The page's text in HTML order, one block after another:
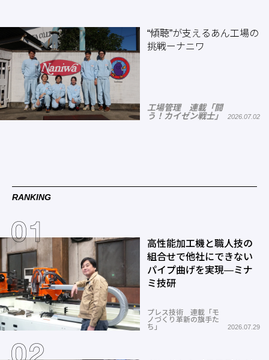
“傾聴”が支えるあん工場の
挑戦ーナニワ
工場管理 連載「闘
う！カイゼン戦士」
2026.07.02
RANKING
高性能加工機と職人技の
組合せで他社にできない
パイプ曲げを実現―ミナ
ミ技研
プレス技術 連載「モ
ノづくり革新の旗手た
ち」
2026.07.29